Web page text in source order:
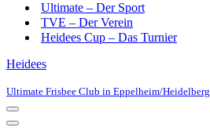
Ultimate – Der Sport
TVE – Der Verein
Heidees Cup – Das Turnier
Heidees
Ultimate Frisbee Club in Eppelheim/Heidelberg
Navigationsmenü
Navigationsmenü